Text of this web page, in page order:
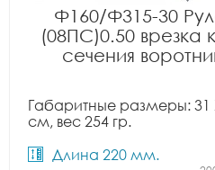
Ф160/Ф315-30
(08ПС)0.50 врезка
сечения
Габаритные размеры: 31
см, вес 254 гр.
Длина 220 мм.